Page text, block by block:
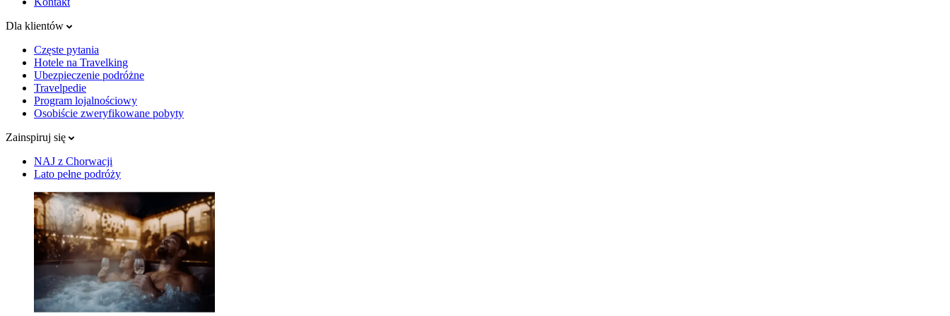
Dla klientów
Częste pytania
Hotele na Travelking
Ubezpieczenie podróżne
Travelpedie
Program lojalnościowy
Osobiście zweryfikowane pobyty
Zainspiruj się
NAJ z Chorwacji
Lato pełne podróży